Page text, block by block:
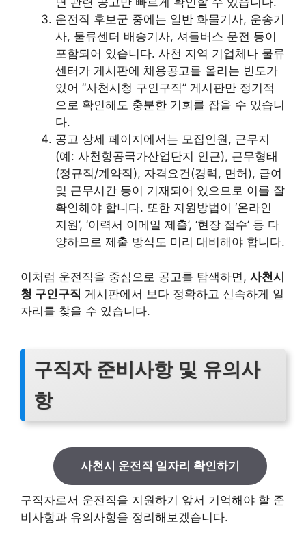
운전직 후보군 중에는 일반 화물기사, 운송기
사, 물류센터 배송기사, 셔틀버스 운전 등이
포함되어 있습니다. 사천 지역 기업체나 물류
센터가 게시판에 채용공고를 올리는 빈도가
있어 “사천시청 구인구직” 게시판만 정기적
으로 확인해도 충분한 기회를 잡을 수 있습니
다.
공고 상세 페이지에서는 모집인원, 근무지
(예: 사천항공국가산업단지 인근), 근무형태
(정규직/계약직), 자격요건(경력, 면허), 급여
및 근무시간 등이 기재되어 있으므로 이를 잘
확인해야 합니다. 또한 지원방법이 ‘온라인
지원’, ‘이력서 이메일 제출’, ‘현장 접수’ 등 다
양하므로 제출 방식도 미리 대비해야 합니다.
이처럼 운전직을 중심으로 공고를 탐색하면, 사천시
청 구인구직 게시판에서 보다 정확하고 신속하게 일
자리를 찾을 수 있습니다.
구직자 준비사항 및 유의사
항
사천시 운전직 일자리 확인하기
구직자로서 운전직을 지원하기 앞서 기억해야 할 준
비사항과 유의사항을 정리해보겠습니다.